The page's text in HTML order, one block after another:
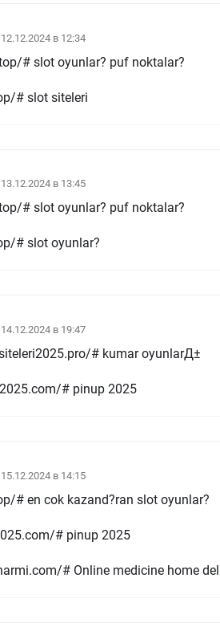
12.12.2024 в 12:34
# slot oyunlar? puf noktalar?
# slot siteleri
13.12.2024 в 13:45
# slot oyunlar? puf noktalar?
# slot oyunlar?
14.12.2024 в 19:47
# kumar oyunlarД±
# pinup 2025
15.12.2024 в 14:15
# en cok kazand?ran slot oyunlar?
# pinup 2025
# Online medicine home